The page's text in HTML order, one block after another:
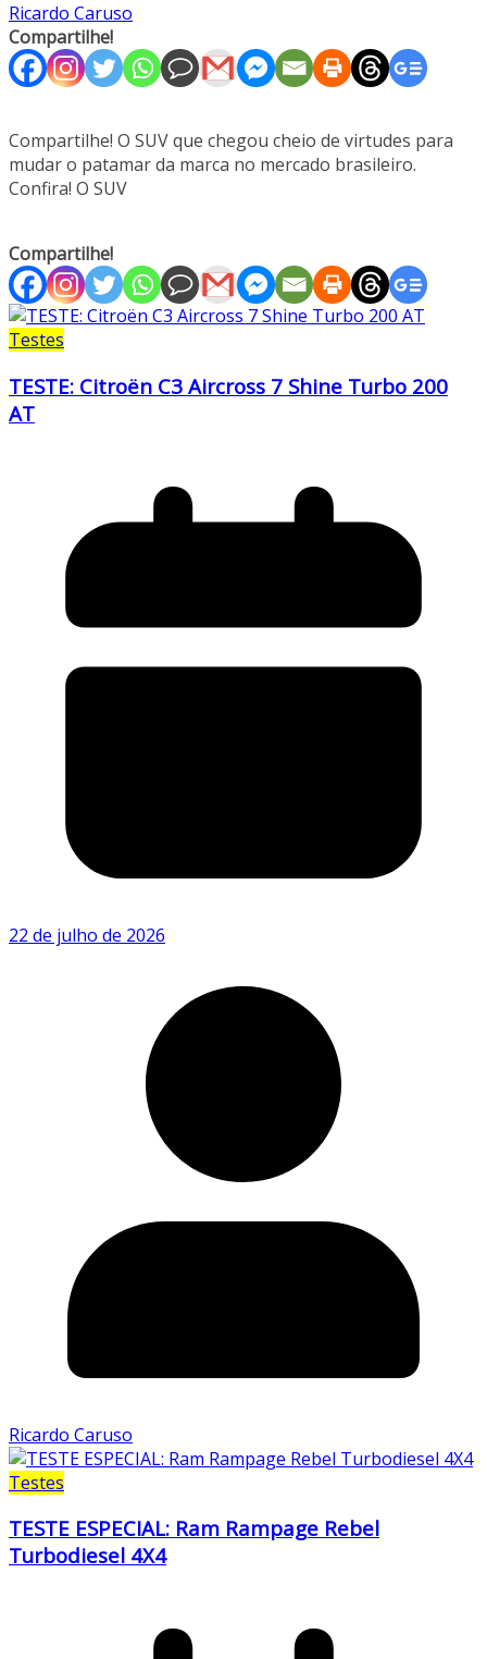
Ricardo Caruso
Compartilhe!
Compartilhe! O SUV que chegou cheio de virtudes para
mudar o patamar da marca no mercado brasileiro.
Confira! O SUV
Compartilhe!
Testes
TESTE: Citroën C3 Aircross 7 Shine Turbo 200
AT
22 de julho de 2026
Ricardo Caruso
Testes
TESTE ESPECIAL: Ram Rampage Rebel
Turbodiesel 4X4